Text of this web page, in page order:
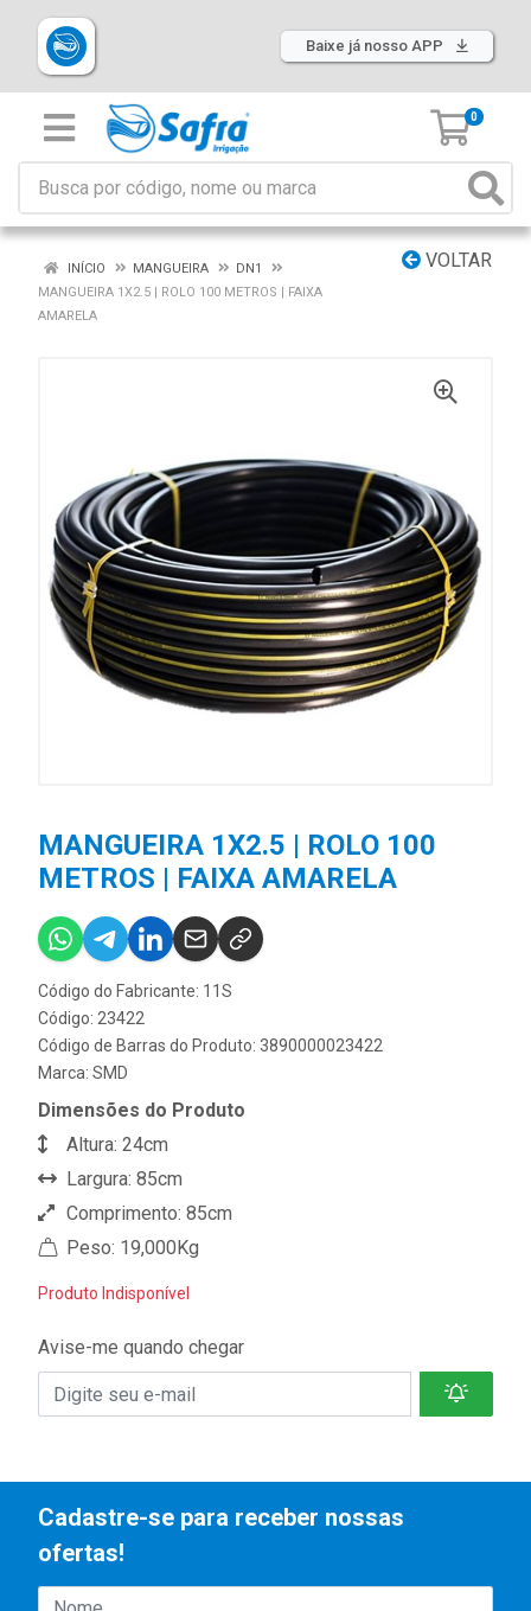
Baixe já nosso APP
0
VOLTAR
INÍCIO MANGUEIRA
DN1
MANGUEIRA 1X2.5 | ROLO 100 METROS | FAIXA
AMARELA
MANGUEIRA 1X2.5 | ROLO 100
METROS | FAIXA AMARELA
Código do Fabricante: 11S
Código: 23422
Código de Barras do Produto: 3890000023422
Marca: SMD
Dimensões do Produto
Altura: 24cm
Largura: 85cm
Comprimento: 85cm
Peso: 19,000Kg
Produto Indisponível
Avise-me quando chegar
Cadastre-se para receber nossas
ofertas!